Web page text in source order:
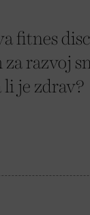
fitnes
za razvoj
li je zdrav?